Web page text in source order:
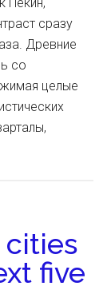
сразу
Древние
со
целые
cities
five